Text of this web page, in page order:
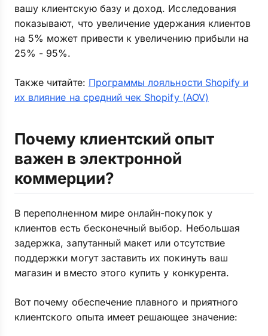
вашу клиентскую базу и доход. Исследования
показывают, что увеличение удержания клиентов
на 5% может привести к увеличению прибыли на
25% - 95%.
Также читайте: Программы лояльности Shopify и
их влияние на средний чек Shopify (AOV)
Почему клиентский опыт
важен в электронной
коммерции?
В переполненном мире онлайн-покупок у
клиентов есть бесконечный выбор. Небольшая
задержка, запутанный макет или отсутствие
поддержки могут заставить их покинуть ваш
магазин и вместо этого купить у конкурента.
Вот почему обеспечение плавного и приятного
клиентского опыта имеет решающее значение: